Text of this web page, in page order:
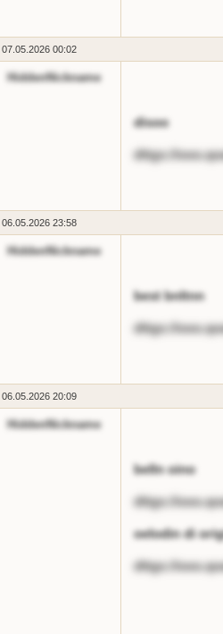
07.05.2026 00:02
HiddenNickname
disoo
dttgs://
06.05.2026 23:58
HiddenNickname
best bnltnn
dttgs://
06.05.2026 20:09
HiddenNickname
belln oino
dttgs://
oelodin di
dttgs://